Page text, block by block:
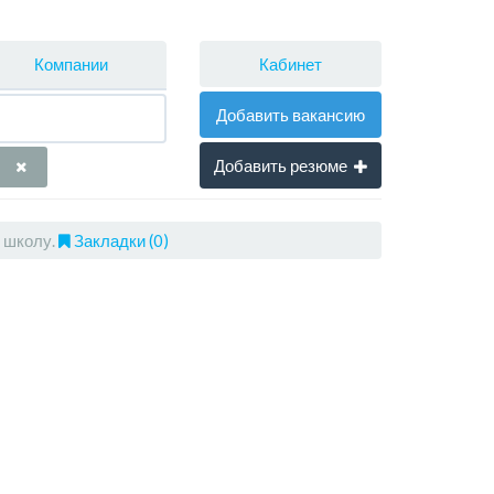
Компании Кабинет
Добавить вакансию
Добавить резюме
школу. Закладки (0)